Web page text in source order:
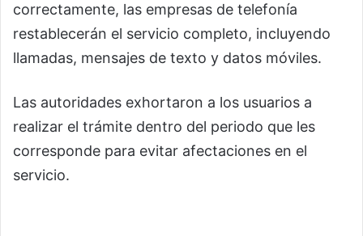
correctamente, las empresas de telefonía
restablecerán el servicio completo, incluyendo
llamadas, mensajes de texto y datos móviles.
Las autoridades exhortaron a los usuarios a
realizar el trámite dentro del periodo que les
corresponde para evitar afectaciones en el
servicio.